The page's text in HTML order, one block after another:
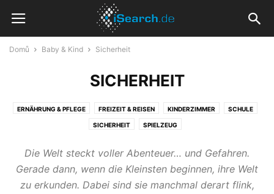
Domů Baby & Kind Sicherheit
SICHERHEIT
ERNÄHRUNG & PFLEGE FREIZEIT & REISEN KINDERZIMMER SCHULE
SICHERHEIT SPIELZEUG
Die Welt steckt voller Abenteuer… und Gefahren.
Gerade dann, wenn die Kleinsten beginnen, ihre Welt
zu erkunden. Dabei sind sie manchmal derart flink,